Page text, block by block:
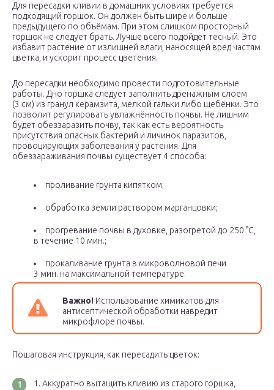
Для пересадки кливии в домашних условиях требуется
подходящий горшок. Он должен быть шире и больше
предыдущего по объёмам. При этом слишком просторный
горшок не следует брать. Лучше всего подойдёт тесный. Это
избавит растение от излишней влаги, наносящей вред частям
цветка, и ускорит процесс цветения.
До пересадки необходимо провести подготовительные
работы. Дно горшка следует заполнить дренажным слоем
(3 см) из гранул керамзита, мелкой гальки либо щебёнки. Это
позволит регулировать увлажнённость почвы. Не лишним
будет обеззаразить почву, так как есть вероятность
присутствия опасных бактерий и личинок паразитов,
провоцирующих заболевания у растения. Для
обеззараживания почвы существует 4 способа:
проливание грунта кипятком;
обработка земли раствором марганцовки;
прогревание почвы в духовке, разогретой до 250 °С,
в течение 10 мин.;
прокаливание грунта в микроволновой печи
3 мин. на максимальной температуре.
Важно! Использование химикатов для
антисептической обработки навредит
микрофлоре почвы.
Пошаговая инструкция, как пересадить цветок:
Аккуратно вытащить кливию из старого горшка,